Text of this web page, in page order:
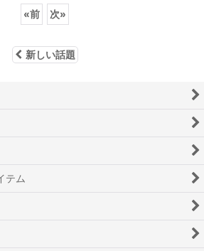
«前 次»
新しい話題
テム